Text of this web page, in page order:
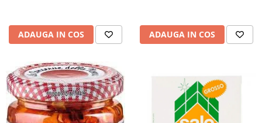
ADAUGA IN COS ADAUGA IN COS